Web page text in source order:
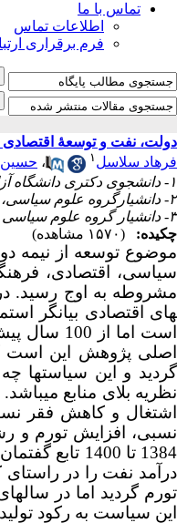
تماس با ما
اطلاعات تماس
فرم برقراری
دولت، نفت و توسعۀ اقتصادی در
فرهاد سلاسل ۱ ، حسین
۱- دانشجوی دکتری دانشگاه آزاد اسلامی، واحد تهران جنوب،تهران،ایران.
۲- دانشیارگروه علوم سیاسی، دانشگاه خوارزمی،تهران،ایران.(نویسنده مسئول) ،
۳- دانشیار گروه علوم سیاسی دانشگاه آزاد اسلامی واحد تهران جنوب،تهران،ایران.
چکیده:
(۱۵۷۰ مشاهده)
موضوع توسعه از نیمه
سیاسی، اقتصادی،
های اقتصادی بیانگر
است اما
گردید و این
اشتغال و کاهش فقر
نسبی، افزایش تورم و
1384 تا 1400 تابع
درآمد نفت را در راستای
این سیاست به رکود